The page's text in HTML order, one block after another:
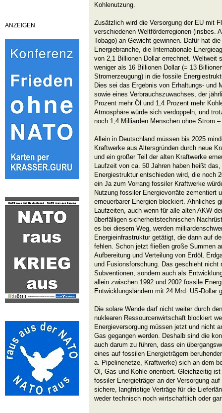
ANZEIGEN
Kohlenutzung.
Zusätzlich wird die Versorgung der EU mit
verschiedenen Weltförderregionen (insbes.
Tobago) an Gewicht gewinnen. Dafür hat
Energiebranche, die Internationale
von 2,1 Billionen Dollar errechnet. Weltweit
weniger als 16 Billionen Dollar (= 13
Stromerzeugung) in die fossile
Dies sei das Ergebnis von Erhaltungs- und
sowie eines Verbrauchszuwachses, der
Prozent mehr Öl und 1,4 Prozent mehr
Atmosphäre würde sich verdoppeln, und
noch 1,4 Milliarden Menschen ohne Strom
Allein in Deutschland müssen bis 2025
Kraftwerke aus Altersgründen durch neue
und ein großer Teil der alten Kraftwerke
Laufzeit von ca. 50 Jahren haben heißt
Energiestruktur entschieden wird, die noch
ein Ja zum Vorrang fossiler Kraftwerke
Nutzung fossiler Energievorräte zementiert
erneuerbarer Energien blockiert. Ähnliches
Laufzeiten, auch wenn für alle alten AKW
überfälligen sicherheitstechnischen
es bei diesem Weg, werden
Energieinfrastruktur getätigt, die dann auf
fehlen. Schon jetzt fließen große Summen
Aufbereitung und Verteilung von Erdöl,
und Fusionsforschung. Das geschieht nicht
Subventionen, sondern auch als
allein zwischen 1992 und 2002 fossile
Entwicklungsländern mit 24 Mrd. US-Dollar
Die solare Wende darf nicht weiter durch
nuklearen Ressourcenwirtschaft blockiert
Energieversorgung müssen jetzt und nicht
Gas gegangen werden. Deshalb sind die
auch darum zu führen, dass ein
eines auf fossilen Energieträgern
a. Pipelinenetze, Kraftwerke) sich an dem
Öl, Gas und Kohle orientiert. Gleichzeitig
fossiler Energieträger an der Versorgung
sichere, langfristige Verträge für die
weder technisch noch wirtschaftlich oder